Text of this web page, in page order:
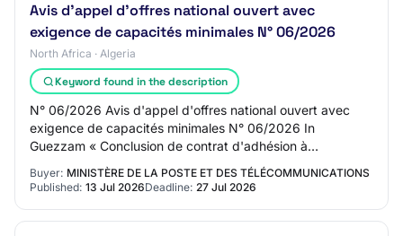
Avis d'appel d'offres national ouvert avec
exigence de capacités minimales N° 06/2026
North Africa · Algeria
Keyword found in the description
N° 06/2026 Avis d'appel d'offres national ouvert avec
exigence de capacités minimales N° 06/2026 In
Guezzam « Conclusion de contrat d'adhésion à
commandes pour une durée d’une (01) année,
renouvelabl…
Buyer: MINISTÈRE DE LA POSTE ET DES TÉLÉCOMMUNICATIONS
Published: 13 Jul 2026Deadline: 27 Jul 2026